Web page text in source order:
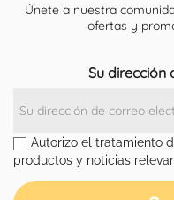
Únete a nuestra
ofertas y
Su dirección
Autorizo el tratamiento
productos y noticias